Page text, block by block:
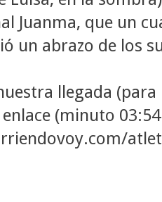
Juanma, que un
un abrazo de los
llegada
(minuto